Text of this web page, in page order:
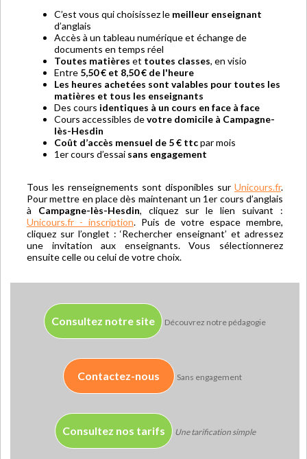
C’est vous qui choisissez le meilleur enseignant
d’anglais
Accès à un tableau numérique et échange de
documents en temps réel
Toutes matières et toutes classes, en visio
Entre 5,50 € et 8,50 € de l'heure
Les heures achetées sont valables pour toutes les
matières et tous les enseignants
Des cours identiques à un cours en face à face
Cours accessibles devotre domicile à Campagne-
lès-Hesdin
Coût d’accès mensuel de 5 € ttcpar mois
1er cours d’essai sans engagement
Tous les renseignements sont disponibles sur Unicours.fr.
Pour mettre en place dès maintenant un 1er cours d’anglais
à Campagne-lès-Hesdin, cliquez sur le lien suivant :
Unicours.fr - inscription. Puis de votre espace membre,
cliquez sur l’onglet : ‘Rechercher enseignant’ et adressez
une invitation aux enseignants. Vous sélectionnerez
ensuite celle ou celui de votre choix.
Consultez notre site Découvrez notre pédagogie
Contactez-nous Sans engagement
Consultez nos tarifs Une tarification simple